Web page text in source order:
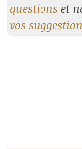
questions et
vos